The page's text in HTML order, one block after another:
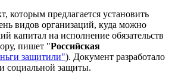
которым предлагается установить
видов организаций, куда можно
капитал на исполнение обязательств
пишет "Российская
защитили"). Документ разработало
социальной защиты.